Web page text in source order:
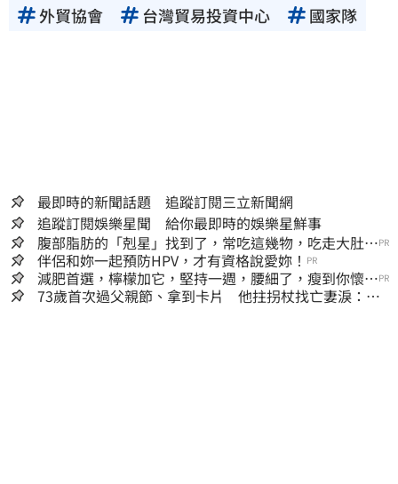
外貿協會
台灣貿易投資中心 國家隊
最即時的新聞話題 追蹤訂閱三立新聞網
追蹤訂閱娛樂星聞 給你最即時的娛樂星鮮事
腹部脂肪的「剋星」找到了，常吃這幾物，吃走大肚
囊，瘦出小蠻腰
PR
伴侶和妳一起預防HPV，才有資格說愛妳！ PR
減肥首選，檸檬加它，堅持一週，腰細了，瘦到你懷疑
人生
PR
73歲首次過父親節、拿到卡片 他拄拐杖找亡妻淚：今